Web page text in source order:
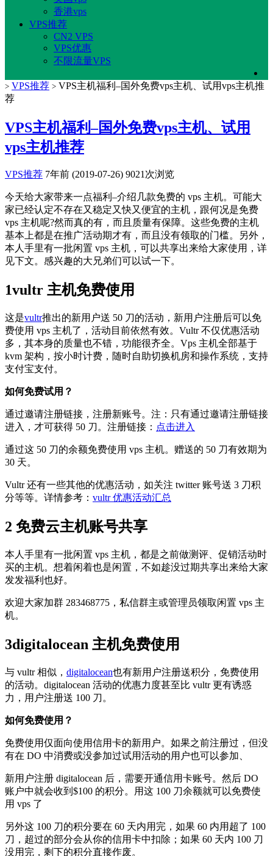
香港vps
VPS推荐
CN2 VPS
VPS优惠
不限流量VPS
> VPS推荐 > VPS主机福利–国外免费vps主机、试用vps主机推
荐
VPS主机福利–国外免费vps主机、试用
vps主机推荐
VPS推荐 7年前 (2019-07-26) 9021次浏览
今天给大家带来一点福利–介绍几款免费的 vps 主机。可能大
家已经认定不存在又稳定又快又便宜的主机，跟何况是免费
vps 主机呢?然而真的有，而且质量有保障。这些免费的主机
基本上都是在推广活动期才有，而且没有领取的门槛。另外，
本人手里有一批闲置 vps 主机，可以共享出来给大家使用，详
见下文。感兴趣的大兄弟们可以试一下。
1vultr 主机免费使用
这是vultr推出的新用户送 50 刀的活动，新用户注册后可以免
费使用 vps 主机了，活动目前依然有效。Vultr 不仅优惠活动
多，其本身的质量也不错，功能很齐全。Vps 主机全部基于
kvm 架构，按小时计费，随时自助切换机房和操作系统，支持
支付宝支付。
如何免费试用？
通过邀请注册链接，注册新账号。注：只有通过邀请注册链接
进入，才可获得 50 刀。注册链接： 点击进入
通过这 50 刀的余额免费使用 vps 主机。赠送的 50 刀有效期为
30 天。
Vultr 还有一些其他的优惠活动，如关注 twitter 账号送 3 刀积
分等等。详情参考： vultr 优惠活动汇总
2 免费云主机账号共享
本人手里有一批闲置 vps 主机，都是之前做测评、促销活动时
买的主机。想着闲着也是闲置，不如趁没过期共享出来给大家
发发福利也好。
欢迎大家加群 283468775，私信群主或管理员领取闲置 vps 主
机。
3digitalocean 主机免费使用
与 vultr 相似， digitalocean也有新用户注册送积分，免费使用
的活动。digitalocean 活动的优惠力度甚至比 vultr 更有诱惑
力，用户注册送 100 刀。
如何免费使用？
免费使用仅面向使用信用卡的新用户。如果之前注册过，但没
有在 DO 中消费或没参加过试用活动的用户也可以参加、
新用户注册 digitalocean 后，需要开通信用卡账号。然后 DO
账户中就会收到$100 的积分。用这 100 刀余额就可以免费使
用 vps 了
另外这 100 刀的积分要在 60 天内用完，如果 60 内用超了 100
刀，超过的部分会从你的信用卡中扣除；如果 60 天内 100 刀
没用完，剩下的积分直接作废。